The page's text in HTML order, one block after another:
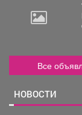
Все
НОВОСТИ